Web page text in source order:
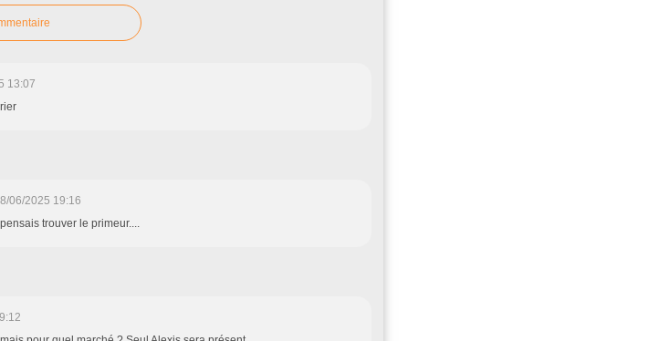
13:07
06/2025 19:16
trouver le primeur....